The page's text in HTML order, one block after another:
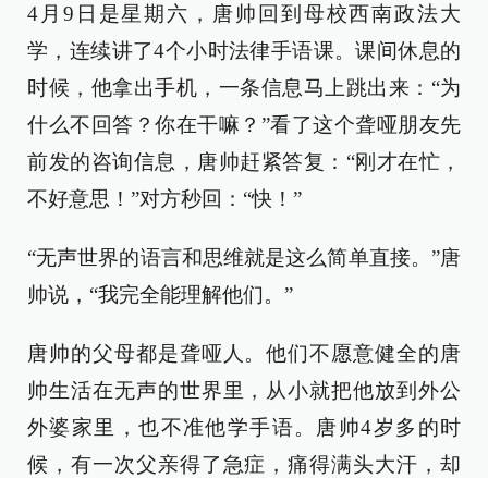
4月9日是星期六，唐帅回到母校西南政法大
学，连续讲了4个小时法律手语课。课间休息的
时候，他拿出手机，一条信息马上跳出来：“为
什么不回答？你在干嘛？”看了这个聋哑朋友先
前发的咨询信息，唐帅赶紧答复：“刚才在忙，
不好意思！”对方秒回：“快！”
“无声世界的语言和思维就是这么简单直接。”唐
帅说，“我完全能理解他们。”
唐帅的父母都是聋哑人。他们不愿意健全的唐
帅生活在无声的世界里，从小就把他放到外公
外婆家里，也不准他学手语。唐帅4岁多的时
候，有一次父亲得了急症，痛得满头大汗，却